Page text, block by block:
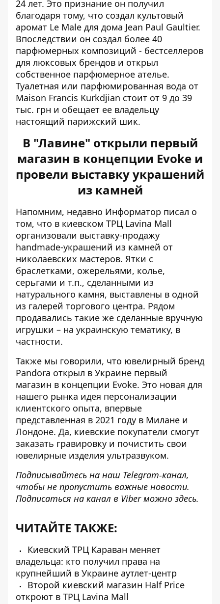
24 лет. Это признание он получил
благодаря тому, что создал культовый
аромат Le Male для дома Jean Paul Gaultier.
Впоследствии он создал более 40
парфюмерных композиций - бестселлеров
для люксовых брендов и открыл
собственное парфюмерное ателье.
Туалетная или парфюмированная вода от
Maison Francis Kurkdjian стоит от 9 до 39
тыс. грн и обещает ее владельцу
настоящий парижский шик.
В "Лавине" открыли первый
магазин в концепции Evoke и
провели выставку украшений
из камней
Напомним, недавно Информатор писал о
том, что в киевском ТРЦ Lavina Mall
организовали выставку-продажу
handmade-украшений из камней от
николаевских мастеров. Ятки с
браслетками, ожерельями, колье,
серьгами и т.п., сделанными из
натурального камня, выставлены в одной
из галерей торгового центра. Рядом
продавались такие же сделанные вручную
игрушки – на украинскую тематику, в
частности.
Также мы говорили, что ювелирный бренд
Pandora открыл в Украине первый
магазин в концепции Evoke. Это новая для
нашего рынка идея персонализации
клиентского опыта, впервые
представленная в 2021 году в Милане и
Лондоне. Да, киевские покупатели смогут
заказать гравировку и почистить свои
ювелирные изделия ультразвуком.
Подписывайтесь на наш Telegram-канал,
чтобы не пропустить важные новости.
Подписаться на канал в Viber можно здесь.
ЧИТАЙТЕ ТАКЖЕ:
Киевский ТРЦ Караван меняет
владельца: кто получил права на
крупнейший в Украине аутлет-центр
Второй киевский магазин Half Price
откроют в ТРЦ Lavina Mall